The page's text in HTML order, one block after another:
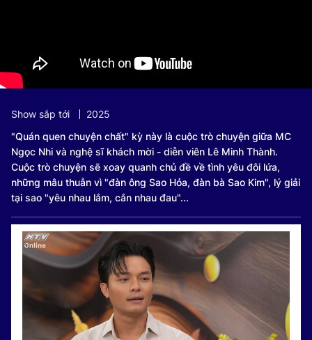
Show sắp tới
2025
"Quán quen chuyện chất" kỳ này là cuộc trò chuyện giữa MC
Ngọc Nhi và nghệ sĩ khách mời - diễn viên Lê Minh Thành.
Cuộc trò chuyện sẽ xoay quanh chủ đề về tình yêu đôi lứa,
những mâu thuẫn vì "đàn ông Sao Hỏa, đàn bà Sao Kim", lý giải
tại sao "yêu nhau lắm, cắn nhau đau"...